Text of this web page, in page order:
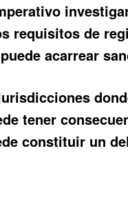
requisitos de
acarrear
tener
constituir un